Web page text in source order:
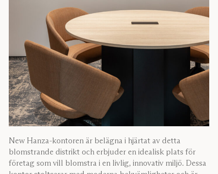
New Hanza-kontoren är belägna i hjärtat av detta
blomstrande distrikt och erbjuder en idealisk plats för
företag som vill blomstra i en livlig, innovativ miljö. Dessa